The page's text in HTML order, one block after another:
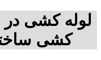
لوله کشی در
کشی